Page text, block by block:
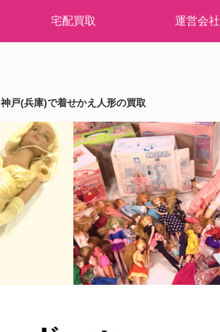
宅配買取 運営会社
神戸(兵庫)で着せかえ人形の買取